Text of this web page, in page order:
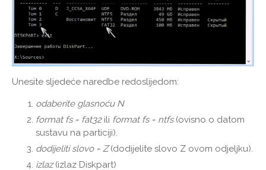
Unesite sljedeće naredbe redoslijedom:
odaberite glasnoću N
format fs = fat32ili format fs = ntfs(ovisno o datom
sustavu na particiji).
dodijeliti slovo = Z(dodijelite slovo Z ovom odjeljku).
izlaz(izlaz Diskpart)